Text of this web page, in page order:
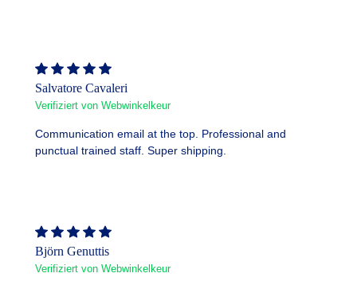
Salvatore Cavaleri
Verifiziert von Webwinkelkeur
Communication email at the top. Professional and
punctual trained staff. Super shipping.
Björn Genuttis
Verifiziert von Webwinkelkeur